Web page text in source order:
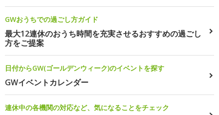
GWおうちでの過ごし方ガイド
最大12連休のおうち時間を充実させるおすすめの過ごし
方をご提案
日付からGW(ゴールデンウィーク)のイベントを探す
GWイベントカレンダー
連休中の各機関の対応など、気になることをチェック